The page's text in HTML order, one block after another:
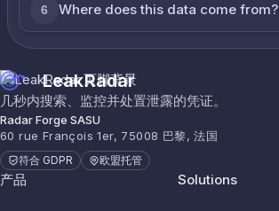
6 Where does this data come from?
LeakRadar
几秒内搜索、监控并处置泄露的凭证。
Radar Forge SASU
60 rue François 1er, 75008 巴黎, 法国
符合 GDPR 欧盟托管
产品 Solutions